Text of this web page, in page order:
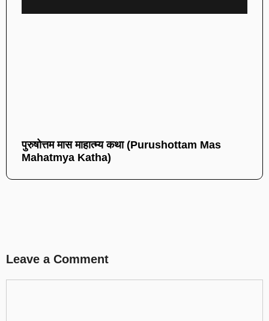
पुरुषोत्तम मास माहात्म्य कथा (Purushottam Mas
Mahatmya Katha)
Leave a Comment